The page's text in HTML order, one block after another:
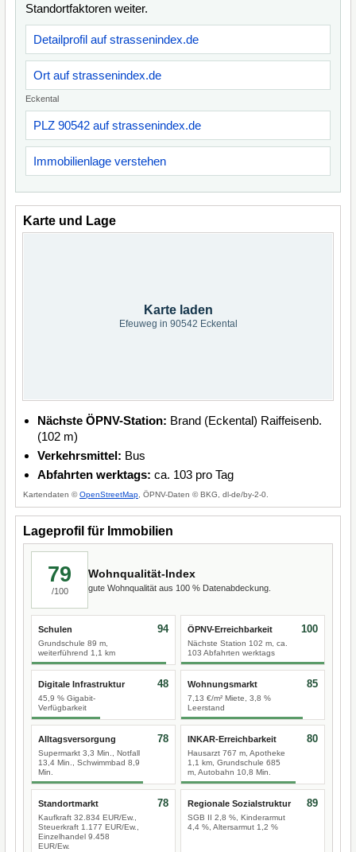
Standortfaktoren weiter.
Detailprofil auf strassenindex.de
Ort auf strassenindex.de
Eckental
PLZ 90542 auf strassenindex.de
Immobilienlage verstehen
Karte und Lage
Karte laden
Efeuweg in 90542 Eckental
Nächste ÖPNV-Station: Brand (Eckental) Raiffeisenb.
(102 m)
Verkehrsmittel: Bus
Abfahrten werktags: ca. 103 pro Tag
Kartendaten ©OpenStreetMap , ÖPNV-Daten © BKG, dl-de/by-2-0.
Lageprofil für Immobilien
79
/100
Wohnqualität-Index
gute Wohnqualität aus 100 % Datenabdeckung.
Schulen
Grundschule 89 m,
weiterführend 1,1 km
94 ÖPNV-Erreichbarkeit
Nächste Station 102 m, ca.
103 Abfahrten werktags
100
Digitale Infrastruktur
45,9 % Gigabit-
Verfügbarkeit
48 Wohnungsmarkt
7,13 €/m² Miete, 3,8 %
Leerstand
85
Alltagsversorgung
Supermarkt 3,3 Min., Notfall
13,4 Min., Schwimmbad 8,9
Min.
78 INKAR-Erreichbarkeit
Hausarzt 767 m, Apotheke
1,1 km, Grundschule 685
m, Autobahn 10,8 Min.
80
Standortmarkt
Kaufkraft 32.834 EUR/Ew.,
Steuerkraft 1.177 EUR/Ew.,
Einzelhandel 9.458
EUR/Ew.
78 Regionale Sozialstruktur
SGB II 2,8 %, Kinderarmut
4,4 %, Altersarmut 1,2 %
89